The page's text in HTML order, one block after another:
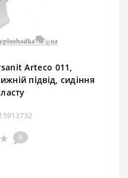
Arteco 011,
підвід, сидіння
0